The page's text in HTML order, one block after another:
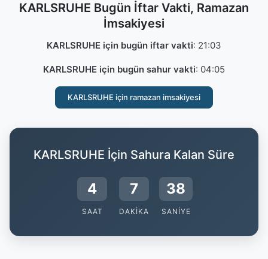
KARLSRUHE Bugün İftar Vakti, Ramazan
İmsakiyesi
KARLSRUHE için bugün iftar vakti: 21:03
KARLSRUHE için bugün sahur vakti: 04:05
KARLSRUHE için ramazan imsakiyesi
KARLSRUHE İçin Sahura Kalan Süre
4
SAAT
7
DAKIKA
38
SANIYE